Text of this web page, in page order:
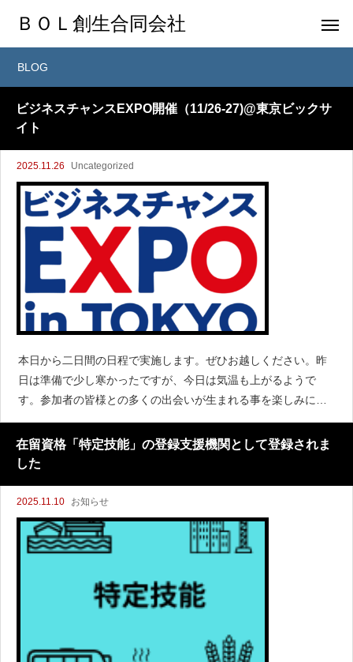
ＢＯＬ創生合同会社
BLOG
ビジネスチャンスEXPO開催（11/26-27)@東京ビックサ
イト
2025.11.26 Uncategorized
本日から二日間の日程で実施します。ぜひお越しください。昨
日は準備で少し寒かったですが、今日は気温も上がるようで
す。参加者の皆様との多くの出会いが生まれる事を楽しみにし
ています。なお、組織人材多様化・外国人雇用スタート適正化
診断は、オンラインでも受け付けます下記のURLよりご回答く
ださい。後
在留資格「特定技能」の登録支援機関として登録されま
した
2025.11.10 お知らせ